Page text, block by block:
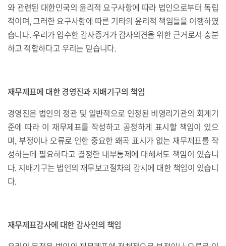
와 관련된 대한민국의 윤리적 요구사항에 따라 법인으로부터 독립
적이며, 그러한 요구사항에 따른 기타의 윤리적 책임들을 이행하였
습니다. 우리가 입수한 감사증거가 감사의견을 위한 근거로서 충분
하고 적합하다고 우리는 믿습니다.
재무제표에 대한 경영진과 지배기구의 책임
경영진은 법인의 정관 및 일반적으로 인정된 비영리기관의 회계기
준에 따라 이 재무제표를 작성하고 공정하게 표시할 책임이 있으
며, 부정이나 오류로 인한 중요한 왜곡 표시가 없는 재무제표를 작
성하는데 필요하다고 결정한 내부통제에 대해서도 책임이 있습니
다. 지배기구는 법인의 재무보고절차의 감시에 대한 책임이 있습니
다.
재무제표감사에 대한 감사인의 책임